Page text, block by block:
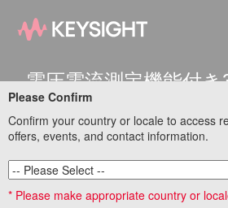
電圧電流測定機能付き
黒い高性能 E36300Aシリーズ DC電源は、
ながら、低ノイズ3ch電源出力と、すべて
に測定し表示。データロギング、出力シー
Please Confirm
Confirm your country or locale to access
offers, events, and contact information.
* Please make appropriate country or